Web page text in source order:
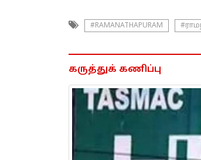
#RAMANATHAPURAM
கருத்துக் கணிப்பு